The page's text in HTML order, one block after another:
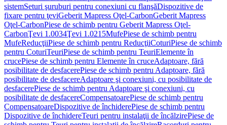
sistemSeturi şuruburi pentru conexiuni cu flanşăDispozitive de
fixare pentru ţeviGeberit Mapress Oţel-CarbonGeberit Mapress
Oţel-CarbonPiese de schimb pentru Geberit Mapress Oţel-
CarbonŢevi 1.0034Ţevi 1.0215MufePiese de schimb pentru
MufeReducţiiPiese de schimb pentru ReducţiiCoturiPiese de schimb
pentru CoturiTeuriPiese de schimb pentru TeuriElemente în
crucePiese de schimb pentru Elemente în cruceAdaptoare, fără
posibilitate de desfacerePiese de schimb pentru Adaptoare, fără
posibilitate de desfacereAdaptoare şi conexiuni, cu posibilitate de
desfacerePiese de schimb pentru Adaptoare şi conexiuni, cu
posibilitate de desfacereCompensatoarePiese de schimb pentru
CompensatoareDispozitive de închiderePiese de schimb pentru
Dispozitive de închidereTeuri pentru instalaţii de încălzirePiese de